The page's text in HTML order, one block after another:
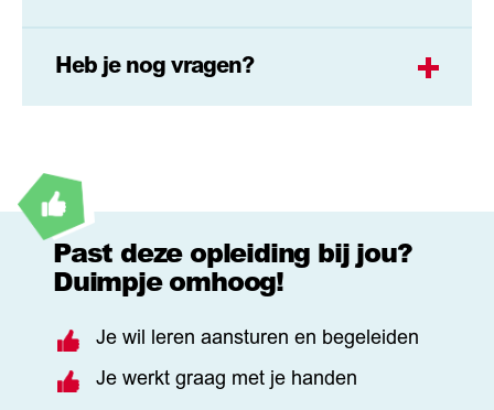
Heb je nog vragen?
Past deze opleiding bij jou?
Duimpje omhoog!
Je wil leren aansturen en begeleiden
Je werkt graag met je handen